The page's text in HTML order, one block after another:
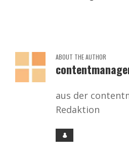
ABOUT THE AUTHOR
aus der
Redaktion